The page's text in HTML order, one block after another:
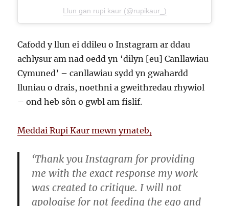
Llun gan rupi kaur (@rupikaur_)
Cafodd y llun ei ddileu o Instagram ar ddau
achlysur am nad oedd yn ‘dilyn [eu] Canllawiau
Cymuned’ – canllawiau sydd yn gwahardd
lluniau o drais, noethni a gweithredau rhywiol
– ond heb sôn o gwbl am fislif.
Meddai Rupi Kaur mewn ymateb,
‘Thank you Instagram for providing
me with the exact response my work
was created to critique. I will not
apologise for not feeding the ego and